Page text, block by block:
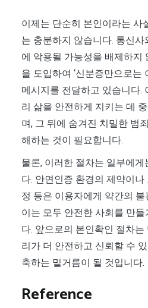
이제는 단순히 본인이라는 사
는 충분하지 않습니다. 통신
에 악용될 가능성을 배제하지
을 도입하여 ‘신분증만으로는
메시지를 전달하고 있습니다.
리 삶을 안전하게 지키는 데
며, 그 뒤에 숨겨진 치밀한 범
해하는 것이 필요합니다.
물론, 이러한 절차는 일부에
다. 안면인증 환경의 제약이
정 등은 이용자에게 약간의
이는 모두 안전한 사회를 만
다. 앞으로의 본인확인 절차
리가 더 안전하고 신뢰할 수
축하는 밑거름이 될 것입니다.
Reference